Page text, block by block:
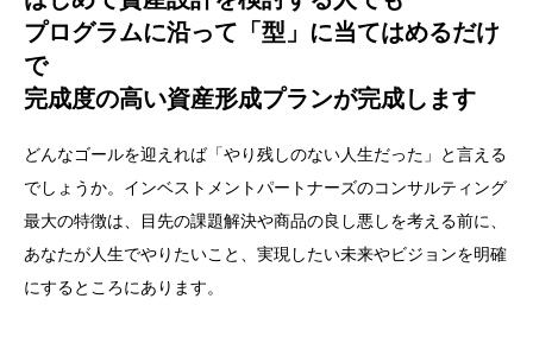
プログラムに沿って「型」に当てはめるだけ
で
完成度の高い資産形成プランが完成します
どんなゴールを迎えれば「やり残しのない人生だった」と言える
でしょうか。インベストメントパートナーズのコンサルティング
最大の特徴は、目先の課題解決や商品の良し悪しを考える前に、
あなたが人生でやりたいこと、実現したい未来やビジョンを明確
にするところにあります。